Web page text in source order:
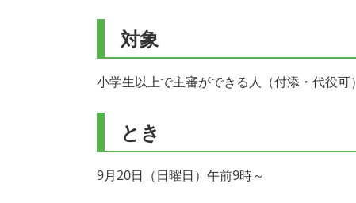
対象
小学生以上で主審ができる人（付添・代役可）
とき
9月20日（日曜日）午前9時～